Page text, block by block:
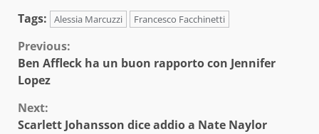
Tags:
Alessia Marcuzzi Francesco Facchinetti
Continue
Reading
Previous:
Ben Affleck ha un buon rapporto con Jennifer
Lopez
Next:
Scarlett Johansson dice addio a Nate Naylor